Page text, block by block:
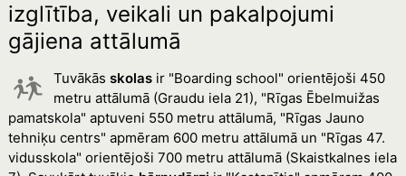
izglītība, veikali un pakalpojumi
gājiena attālumā
Tuvākās skolasir "Boarding school" orientējoši 450
metru attālumā (Graudu iela 21), "Rīgas Ēbelmuižas
pamatskola" aptuveni 550 metru attālumā, "Rīgas Jauno
tehniķu centrs" apmēram 600 metru attālumā un "Rīgas 47.
vidusskola" orientējoši 700 metru attālumā (Skaistkalnes iela